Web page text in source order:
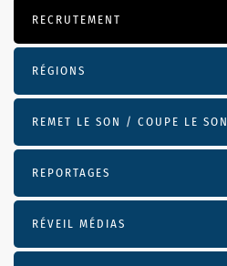
RECRUTEMENT
RÉGIONS
REMET LE SON / COUPE LE SON
REPORTAGES
RÉVEIL MÉDIAS